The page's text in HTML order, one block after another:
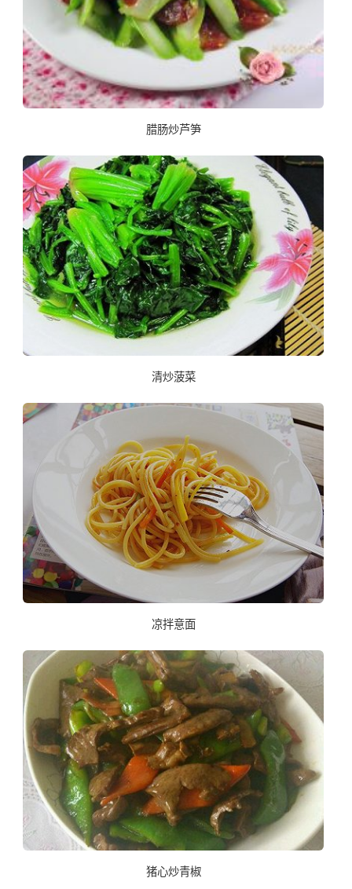
腊肠炒芦笋
清炒菠菜
凉拌意面
猪心炒青椒